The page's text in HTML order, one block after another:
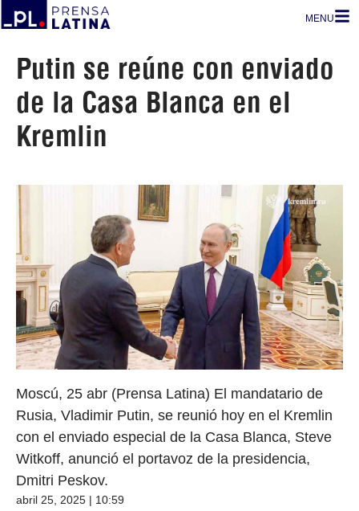
MENU
Putin se reúne con enviado
de la Casa Blanca en el
Kremlin
Moscú, 25 abr (Prensa Latina) El mandatario de
Rusia, Vladimir Putin, se reunió hoy en el Kremlin
con el enviado especial de la Casa Blanca, Steve
Witkoff, anunció el portavoz de la presidencia,
Dmitri Peskov.
abril 25, 2025 | 10:59